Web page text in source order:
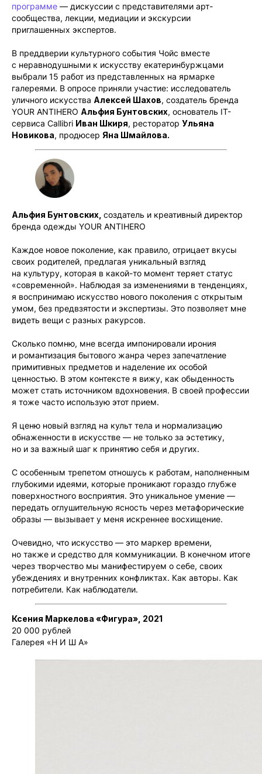
программе — дискуссии с представителями арт-
сообщества, лекции, медиации и экскурсии
приглашенных экспертов.
В преддверии культурного события Чойс вместе
с неравнодушными к искусству екатеринбуржцами
выбрали 15 работ из представленных на ярмарке
галереями. В опросе приняли участие: исследователь
уличного искусства Алексей Шахов, создатель бренда
YOUR ANTIHERO Альфия Бунтовских, основатель IT-
сервиса Callibri Иван Шкиря, ресторатор Ульяна
Новикова, продюсер Яна Шмайлова.
Альфия Бунтовских, создатель и креативный директор
бренда одежды YOUR ANTIHERO
Каждое новое поколение, как правило, отрицает вкусы
своих родителей, предлагая уникальный взгляд
на культуру, которая в какой-то момент теряет статус
«современной». Наблюдая за изменениями в тенденциях,
я воспринимаю искусство нового поколения с открытым
умом, без предвзятости и экспертизы. Это позволяет мне
видеть вещи с разных ракурсов.
Сколько помню, мне всегда импонировали ирония
и романтизация бытового жанра через запечатление
примитивных предметов и наделение их особой
ценностью. В этом контексте я вижу, как обыденность
может стать источником вдохновения. В своей профессии
я тоже часто использую этот прием.
Я ценю новый взгляд на культ тела и нормализацию
обнаженности в искусстве — не только за эстетику,
но и за важный шаг к принятию себя и других.
С особенным трепетом отношусь к работам, наполненным
глубокими идеями, которые проникают гораздо глубже
поверхностного восприятия. Это уникальное умение —
передать оглушительную ясность через метафорические
образы — вызывает у меня искреннее восхищение.
Очевидно, что искусство — это маркер времени,
но также и средство для коммуникации. В конечном итоге
через творчество мы манифестируем о себе, своих
убеждениях и внутренних конфликтах. Как авторы. Как
потребители. Как наблюдатели.
Ксения Маркелова «Фигура», 2021
20 000 рублей
Галерея «Н И Ш А»